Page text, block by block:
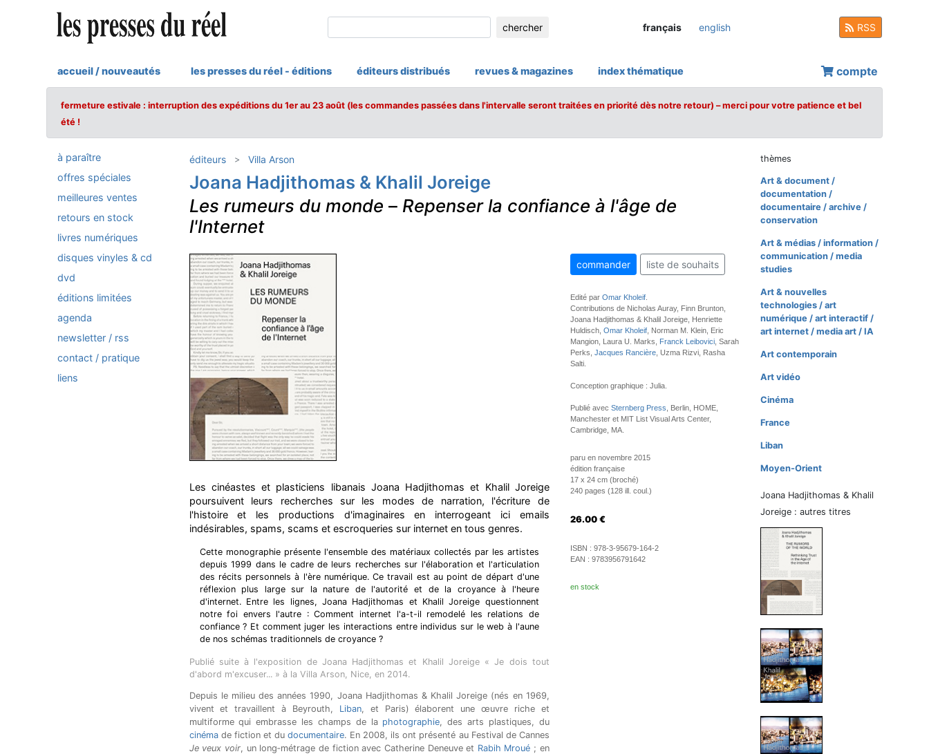
chercher français english RSS
accueil / nouveautés les presses du réel - éditions éditeurs distribués revues & magazines index thématique compte
fermeture estivale : interruption des expéditions du 1er au 23 août (les commandes passées dans l'intervalle seront traitées en priorité dès notre retour) – merci pour votre patience et bel
été !
à paraître
offres spéciales
meilleures ventes
retours en stock
livres numériques
disques vinyles & cd
dvd
éditions limitées
agenda
newsletter / rss
contact / pratique
liens
éditeurs Villa Arson
Joana Hadjithomas & Khalil Joreige
Les rumeurs du monde – Repenser la confiance à l'âge de
l'Internet
Les cinéastes et plasticiens libanais Joana Hadjithomas et Khalil Joreige
poursuivent leurs recherches sur les modes de narration, l'écriture de
l'histoire et les productions d'imaginaires en interrogeant ici emails
indésirables, spams, scams et escroqueries sur internet en tous genres.
Cette monographie présente l'ensemble des matériaux collectés par les artistes
depuis 1999 dans le cadre de leurs recherches sur l'élaboration et l'articulation
des récits personnels à l'ère numérique. Ce travail est au point de départ d'une
réflexion plus large sur la nature de l'autorité et de la croyance à l'heure
d'internet. Entre les lignes, Joana Hadjithomas et Khalil Joreige questionnent
notre foi envers l'autre : Comment internet l'a-t-il remodelé les relations de
confiance ? Et comment juger les interactions entre individus sur le web à l'aune
de nos schémas traditionnels de croyance ?
Publié suite à l'exposition de Joana Hadjithomas et Khalil Joreige « Je dois tout
d'abord m'excuser... » à la Villa Arson, Nice, en 2014.
Depuis le milieu des années 1990, Joana Hadjithomas & Khalil Joreige (nés en 1969,
vivent et travaillent à Beyrouth, Liban, et Paris) élaborent une œuvre riche et
multiforme qui embrasse les champs de la photographie, des arts plastiques, du
cinémade fiction et dudocumentaire. En 2008, ils ont présenté au Festival de Cannes
Je veux voir, un long‐métrage de fiction avec Catherine Deneuve et Rabih Mroué ; en
commander liste de souhaits
Edité par Omar Kholeif.
Contributions de Nicholas Auray, Finn Brunton,
Joana Hadjithomas & Khalil Joreige, Henriette
Huldisch, Omar Kholeif, Norman M. Klein, Eric
Mangion, Laura U. Marks,
Franck Leibovici, Sarah
Perks, Jacques Rancière, Uzma Rizvi, Rasha
Salti.
Conception graphique : Julia.
Publié avec Sternberg Press , Berlin, HOME,
Manchester et MIT List Visual Arts Center,
Cambridge, MA.
paru en novembre 2015
édition française
17 x 24 cm (broché)
240 pages (128 ill. coul.)
26.00 €
ISBN : 978-3-95679-164-2
EAN : 9783956791642
en stock
thèmes
Art & document /
documentation /
documentaire / archive /
conservation
Art & médias / information /
communication / media
studies
Art & nouvelles
technologies / art
numérique / art interactif /
art internet / media art / IA
Art contemporain
Art vidéo
Cinéma
France
Liban
Moyen-Orient
Joana Hadjithomas & Khalil
Joreige : autres titres